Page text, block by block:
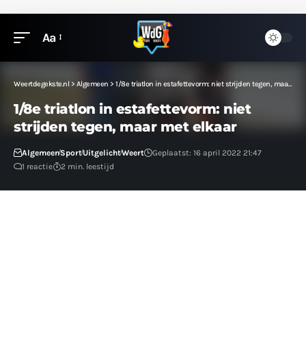
Aa
Weertdegekste.nl > Algemeen > 1/8e triatlon in estafettevorm: niet strijden tegen, maar met elkaar
1/8e triatlon in estafettevorm: niet
strijden tegen, maar met elkaar
AlgemeenSportUitgelichtWeert
Geplaatst: 16 april 2022 21:47
1 reactie
2 min. leestijd